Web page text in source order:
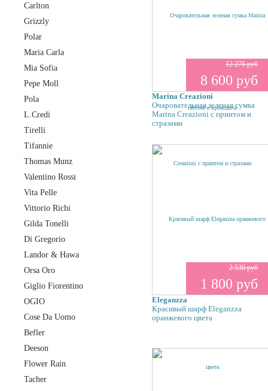
Carlton
Grizzly
Polar
Maria Carla
Mia Sofia
Pepe Moll
Pola
L.Credi
Tirelli
Tifannie
Thomas Munz
Valentino Rossi
Vita Pelle
Vittorio Richi
Gilda Tonelli
Di Gregorio
Landor & Hawa
Orsa Oro
Giglio Fiorentino
OGIO
Cose Da Uomo
Befler
Deeson
Flower Rain
Tacher
12 276 руб
8 600 руб
Marina Creazioni
Очаровательная зеленая сумка
Marina Creazioni с принтом и
стразами
2 530 руб
1 800 руб
Eleganzza
Красивый шарф Eleganzza
оранжевого цвета